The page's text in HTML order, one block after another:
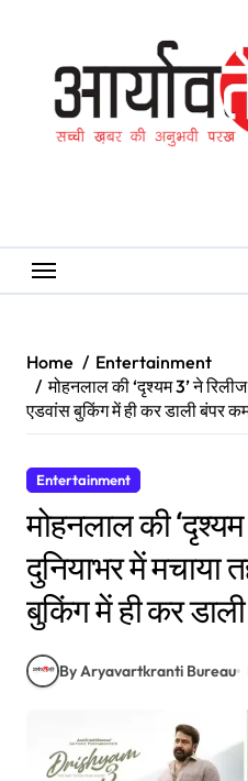
Home
Entertainment
मोहनलाल की ‘दृश्यम 3’ ने
एडवांस बुकिंग में ही कर डाली बंपर
Entertainment
मोहनलाल की
दुनियाभर में मचाया
बुकिंग में ही कर
By Aryavartkranti Bureau